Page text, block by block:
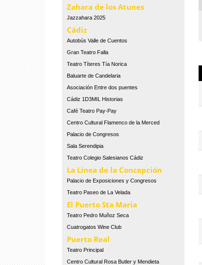
Zahara de los Atunes
Jazzahara 2025
Cádiz
Autobús Valle de Cuentos
Gran Teatro Falla
Teatro Títeres Tía Norica
Baluarte de Candelaria
Asociación Entre dos puentes
Cádiz 1D3MIL Historias
Café Teatro Pay-Pay
Centro Cultural Flamenco de la Merced
Palacio de Congresos
Sala Serendipia
Teatro Colegio Salesianos Cádiz
La Línea de la Concepción
Palacio de Exposiciones y Congresos
Teatro Paseo de La Velada
El Puerto Sta Maria
Teatro Pedro Muñoz Seca
Cuatrogatos Wine Club
Puerto Real
Teatro Principal
Centro Cultural Rosa Butler y Mendieta